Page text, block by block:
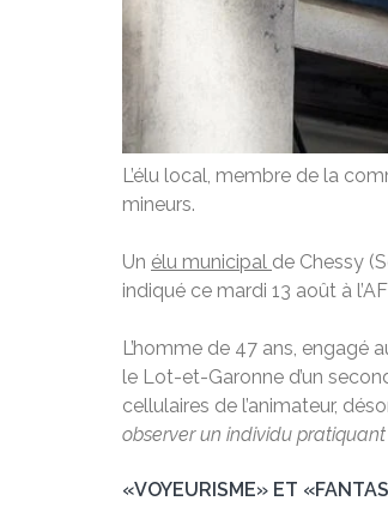
L’élu local, membre de la
mineurs.
Un élu municipal de Chessy
indiqué ce mardi 13 août à
L’homme de 47 ans, engagé
le Lot-et-Garonne d’un
cellulaires de l’animateur,
observer un individu
«VOYEURISME» ET